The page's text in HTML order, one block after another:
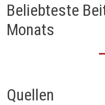
Beliebteste
Monats
Quellen